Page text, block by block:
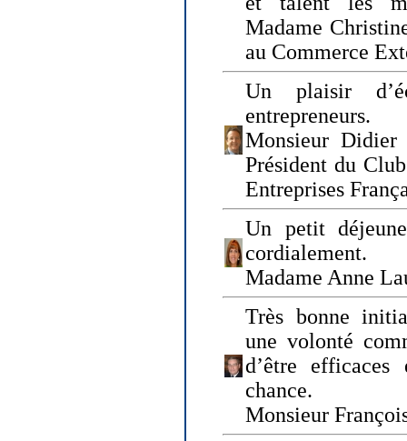
Madame
au Commerce
Un plaisir
entrepreneurs.
Monsieur
Président du
Entreprises
Un petit
cordialement.
Madame Anne
Très bonne
une volonté
d’être
chance.
Monsieur